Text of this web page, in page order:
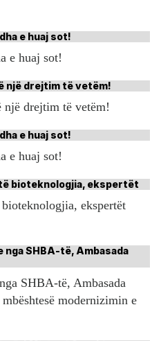
e huaj sot!
drejtim të vetëm!
e huaj sot!
ekspertët
SHBA-të, Ambasada
modernizimin e